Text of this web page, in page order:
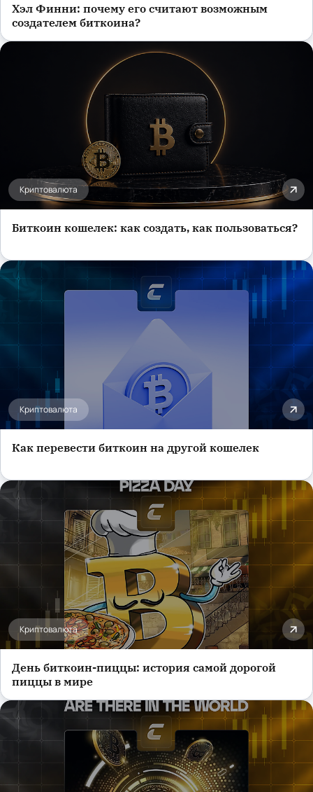
Хэл Финни: почему его считают возможным
создателем биткоина?
Криптовалюта
Биткоин кошелек: как создать, как пользоваться?
Криптовалюта
Как перевести биткоин на другой кошелек
Криптовалюта
День биткоин-пиццы: история самой дорогой
пиццы в мире